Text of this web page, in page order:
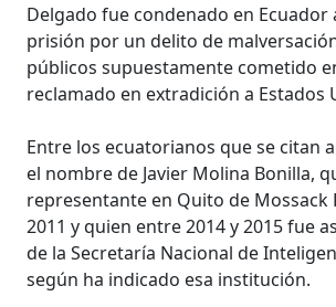
Delgado fue condenado en Ecuador
prisión por un delito de
públicos supuestamente cometido
reclamado en extradición a Estados
Entre los ecuatorianos que se citan
el nombre de Javier Molina Bonilla,
representante en Quito de Mossack
2011 y quien entre 2014 y 2015 fue
de la Secretaría Nacional de
según ha indicado esa institución.